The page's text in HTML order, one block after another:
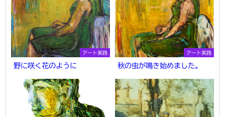
アート実践
野に咲く花のように
アート実践
秋の虫が鳴き始めました。